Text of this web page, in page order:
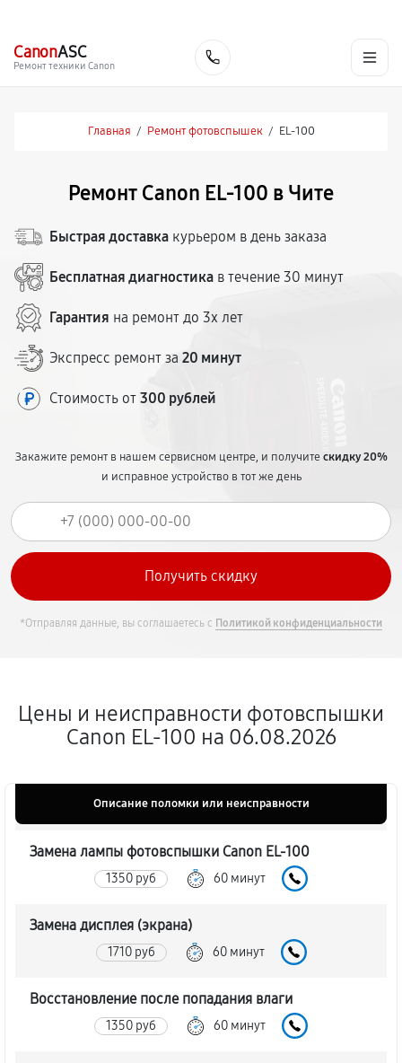
CanonASC
Ремонт техники Canon
Главная / Ремонт фотовспышек / EL-100
Ремонт Canon EL-100 в Чите
Быстрая доставка курьером в день заказа
Бесплатная диагностика в течение 30 минут
Гарантия на ремонт до 3х лет
Экспресс ремонт за 20 минут
Стоимость от 300 рублей
Закажите ремонт в нашем сервисном центре, и получитескидку 20%
и исправное устройство в тот же день
*Отправляя данные, вы соглашаетесь с Политикой конфиденциальности
Цены и неисправности фотовспышки
Canon EL-100 на 06.08.2026
Описание поломки или неисправности
Замена лампы фотовспышки Canon EL-100
1350 руб 60 минут
Замена дисплея (экрана)
1710 руб 60 минут
Восстановление после попадания влаги
1350 руб 60 минут